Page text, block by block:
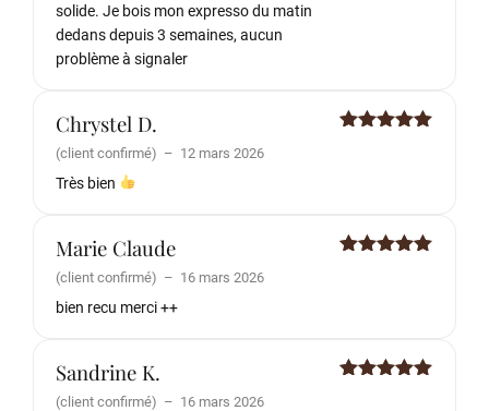
solide. Je bois mon expresso du matin
dedans depuis 3 semaines, aucun
problème à signaler
Chrystel D.
(client confirmé) – 12 mars 2026
Très bien
Marie Claude
(client confirmé) – 16 mars 2026
bien recu merci ++
Sandrine K.
(client confirmé) – 16 mars 2026